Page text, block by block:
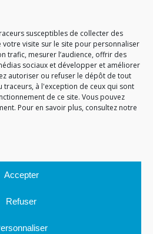
susceptibles de collecter des
visite sur le site pour personnaliser
trafic, mesurer l’audience, offrir des
sociaux et développer et améliorer
autoriser ou refuser le dépôt de tout
traceurs, à l'exception de ceux qui sont
de ce site. Vous pouvez
Pour en savoir plus, consultez notre
Accepter
Refuser
3D
de la Petite Eau
SERVOLEX
– TOUS DROITS RÉSERVÉS